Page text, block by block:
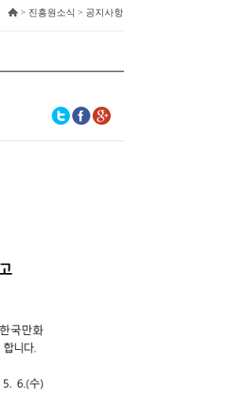
> 진흥원소식 > 공지사항